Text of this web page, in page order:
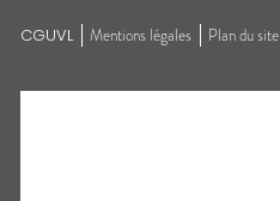
CGUVL Mentions légales Plan du site